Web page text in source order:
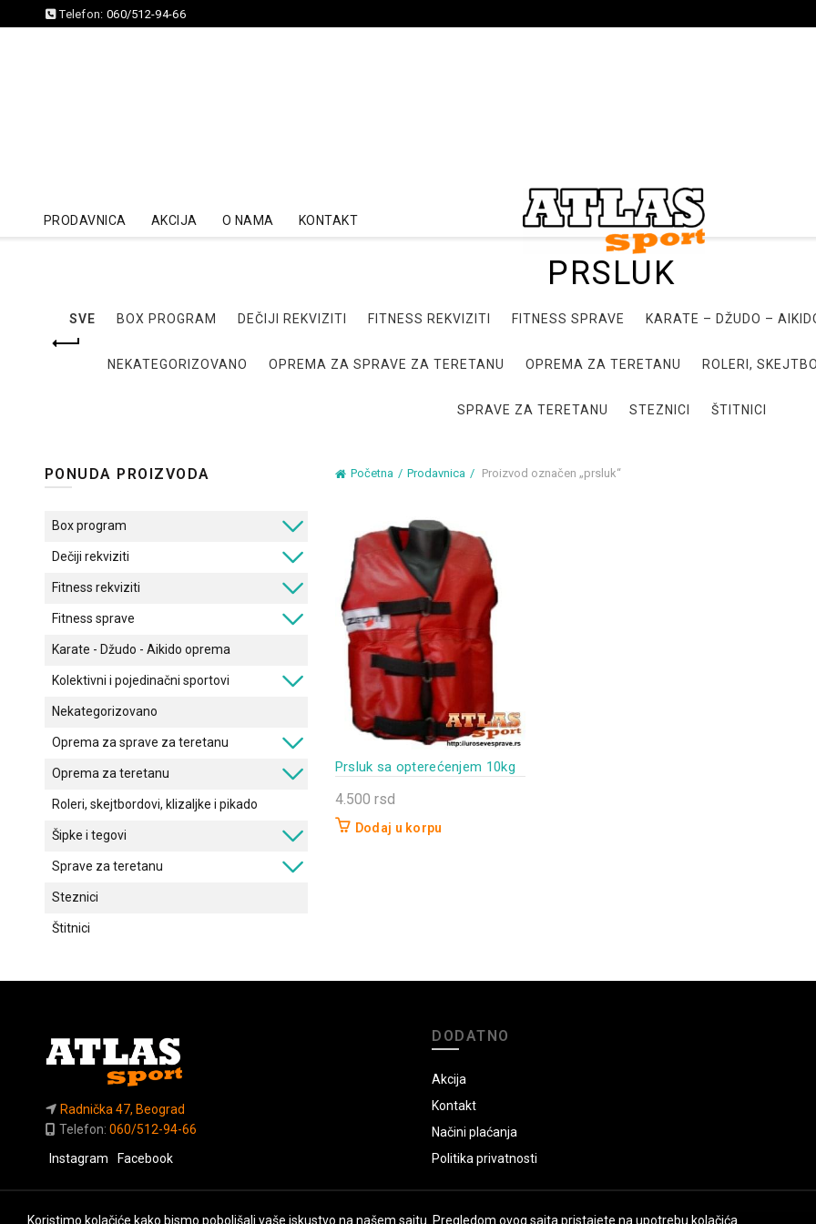
Telefon: 060/512-94-66
PRODAVNICA AKCIJA O NAMA KONTAKT
PRSLUK
SVE BOX PROGRAM DEČIJI REKVIZITI FITNESS REKVIZITI FITNESS SPRAVE KARATE – DŽUDO –
NEKATEGORIZOVANO OPREMA ZA SPRAVE ZA TERETANU OPREMA ZA TERETANU ROLERI,
SPRAVE ZA TERETANU STEZNICI ŠTITNICI
Početna Prodavnica Proizvod označen „prsluk“
Prsluk sa opterećenjem 10kg
4.500 rsd
Dodaj u korpu
PONUDA PROIZVODA
Box program
Dečiji rekviziti
Fitness rekviziti
Fitness sprave
Karate - Džudo - Aikido oprema
Kolektivni i pojedinačni sportovi
Nekategorizovano
Oprema za sprave za teretanu
Oprema za teretanu
Roleri, skejtbordovi, klizaljke i pikado
Šipke i tegovi
Sprave za teretanu
Steznici
Štitnici
Radnička 47, Beograd
Telefon: 060/512-94-66
Instagram
Facebook
DODATNO
Akcija
Kontakt
Načini plaćanja
Politika privatnosti
Koristimo kolačiće kako bismo poboljšali vaše iskustvo na našem sajtu. Pregledom ovog sajta pristajete na upotrebu kolačića.